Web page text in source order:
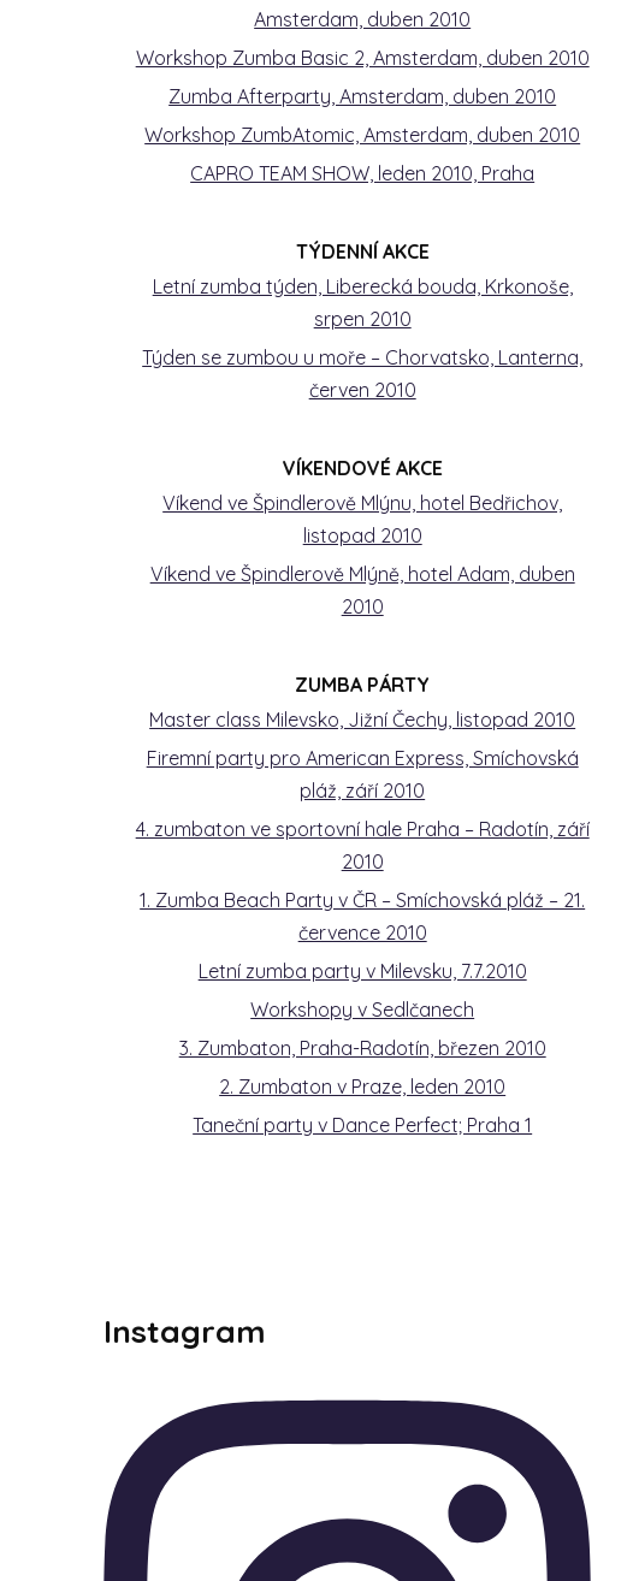
Amsterdam, duben 2010
Workshop Zumba Basic 2, Amsterdam, duben 2010
Zumba Afterparty, Amsterdam, duben 2010
Workshop ZumbAtomic, Amsterdam, duben 2010
CAPRO TEAM SHOW, leden 2010, Praha
TÝDENNÍ AKCE
Letní zumba týden, Liberecká bouda, Krkonoše,
srpen 2010
Týden se zumbou u moře – Chorvatsko, Lanterna,
červen 2010
VÍKENDOVÉ AKCE
Víkend ve Špindlerově Mlýnu, hotel Bedřichov,
listopad 2010
Víkend ve Špindlerově Mlýně, hotel Adam, duben
2010
ZUMBA PÁRTY
Master class Milevsko, Jižní Čechy, listopad 2010
Firemní party pro American Express, Smíchovská
pláž, září 2010
4. zumbaton ve sportovní hale Praha – Radotín, září
2010
1. Zumba Beach Party v ČR – Smíchovská pláž – 21.
července 2010
Letní zumba party v Milevsku, 7.7.2010
Workshopy v Sedlčanech
3. Zumbaton, Praha-Radotín, březen 2010
2. Zumbaton v Praze, leden 2010
Taneční party v Dance Perfect; Praha 1
Instagram